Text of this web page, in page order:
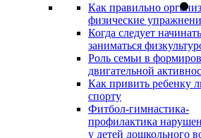
Как правильно
физические
Когда следует начинать
заниматься
Роль семьи в
двигательной
Как привить ребенку
спорту
Фитбол-гимнастика-
профилактика
у детей дошкольного